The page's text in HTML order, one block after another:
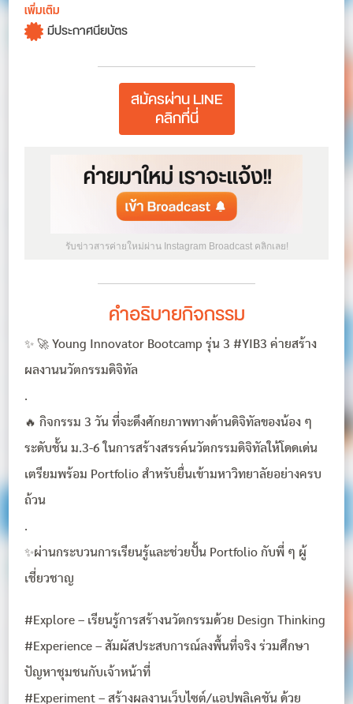
เพิ่มเติม
มีประกาศนียบัตร
สมัครผ่าน LINE
คลิกที่นี่
รับข่าวสารค่ายใหม่ผ่าน Instagram Broadcast คลิกเลย!
คำอธิบายกิจกรรม
✨ 🚀 Young Innovator Bootcamp รุ่น 3 #YIB3 ค่ายสร้าง
ผลงานนวัตกรรมดิจิทัล
.
🔥 กิจกรรม 3 วัน ที่จะดึงศักยภาพทางด้านดิจิทัลของน้อง ๆ
ระดับชั้น ม.3-6 ในการสร้างสรรค์นวัตกรรมดิจิทัลให้โดดเด่น
เตรียมพร้อม Portfolio สำหรับยื่นเข้ามหาวิทยาลัยอย่างครบ
ถ้วน
.
✨ผ่านกระบวนการเรียนรู้และช่วยปั้น Portfolio กับพี่ ๆ ผู้
เชี่ยวชาญ
#Explore – เรียนรู้การสร้างนวัตกรรมด้วย Design Thinking
#Experience – สัมผัสประสบการณ์ลงพื้นที่จริง ร่วมศึกษา
ปัญหาชุมชนกับเจ้าหน้าที่
#Experiment – สร้างผลงานเว็บไซต์/แอปพลิเคชัน ด้วย